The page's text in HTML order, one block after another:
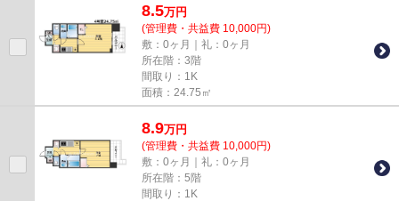
8.5万円
(管理費・共益費 10,000円)
敷：0ヶ月｜礼：0ヶ月
所在階：3階
間取り：1K
面積：24.75㎡
8.9万円
(管理費・共益費 10,000円)
敷：0ヶ月｜礼：0ヶ月
所在階：5階
間取り：1K